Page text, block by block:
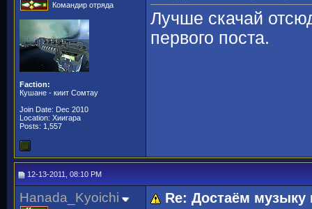
Командир отряда
Faction:
Кушане - киит Сомтау
Join Date: Dec 2010
Location: Хиигара
Posts: 1,557
Лучше скачай
первого поста.
12-13-2011, 08:10 PM
Hanada_Kyoichi Re: Достаём музыку